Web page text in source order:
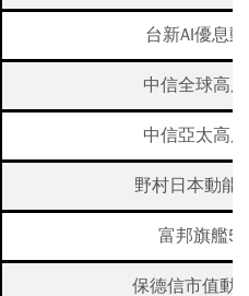
台新AI優息
中信全球高
中信亞太高
野村日本動能
富邦旗艦50
保德信市值動